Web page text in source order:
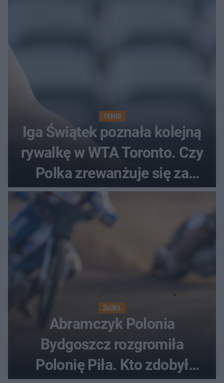
TENIS
Iga Świątek poznała kolejną
rywalkę w WTA Toronto. Czy
Polka zrewanżuje się za
ostatnią porażkę?
ŻUŻEL
Abramczyk Polonia
Bydgoszcz rozgromiła
Polonię Piła. Kto zdobył